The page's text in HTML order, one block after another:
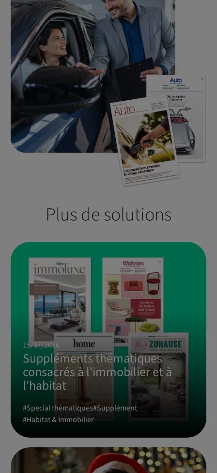
Plus de solutions
15/07/2026
Suppléments thématiques
consacrés à l'immobilier et à
l'habitat
#Special thématiques#Supplément
#Habitat & Immobilier